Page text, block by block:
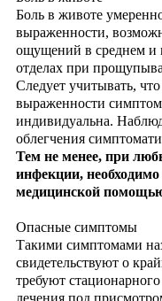
Боль в животе
выраженности,
ощущений в среднем
отделах при
Следует учитывать, что
выраженности
индивидуальна.
облегчения
Тем не менее, при
инфекции, необходимо
медицинской
Опасные симптомы
Такими симптомами
свидетельствуют о
требуют стационарного
лечения под